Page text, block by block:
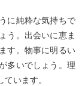
に純粋な気持ちで
う。出会いに恵ま
す。物事に明るい
多いでしょう。理
います。